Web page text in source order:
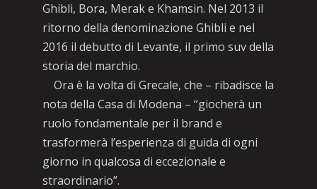
Ghibli, Bora, Merak e Khamsin. Nel 2013 il
ritorno della denominazione Ghibli e nel
2016 il debutto di Levante, il primo suv della
storia del marchio.
Ora è la volta di Grecale, che – ribadisce la
nota della Casa di Modena – “giocherà un
ruolo fondamentale per il brand e
trasformerà l’esperienza di guida di ogni
giorno in qualcosa di eccezionale e
straordinario”.